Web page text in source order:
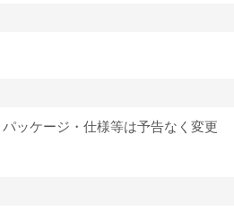
ッケージ・仕様等は予告なく変更